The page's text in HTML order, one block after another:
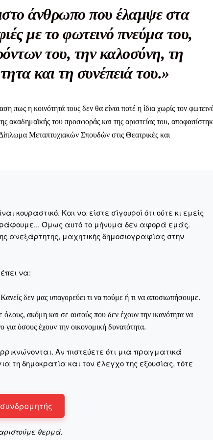
μπορεί να είναι κουραστικό. Και να είστε σίγουροί
από το να τα γράφουμε... Όμως αυτό το μήνυμα δεν
της ανεξάρτητης, μαχητικής δημοσιογραφίας στην
φόβο και εξαρτήσεις. Κανείς δεν μας υπαγορεύει τι
μας προσβάσιμη σε όλους, ακόμη και σε αυτούς
Χωρίς paywall, χωρίς προνόμια μόνο για όσους έχουν
έσοδα διαρκώς συρρικνώνονται. Αν πιστεύετε ότι μια
για τη δημοκρατία και τον έλεγχο της εξουσίας,
Γίνε συνδρομητής
Σας ευχαριστούμε θερμά.
άνθρωπο που έλαμψε στα
με το φωτεινό πνεύμα του,
του, την καλοσύνη, τη
και τη συνέπειά του.»
πως η κοινότητά τους δεν θα είναι ποτέ η ίδια χωρίς τον
ακαδημαϊκής του προσφοράς και της αριστείας του,
Μεταπτυχιακών Σπουδών στις Θεατρικές και
Και να είστε σίγουροί ότι ούτε κι εμείς
Όμως αυτό το μήνυμα δεν αφορά εμάς.
ανεξάρτητης, μαχητικής δημοσιογραφίας στην
να:
δεν μας υπαγορεύει τι να πούμε ή τι να αποσιωπήσουμε.
ακόμη και σε αυτούς που δεν έχουν την ικανότητα να
όσους έχουν την οικονομική δυνατότητα.
Αν πιστεύετε ότι μια πραγματικά
τη δημοκρατία και τον έλεγχο της εξουσίας, τότε
θερμά.